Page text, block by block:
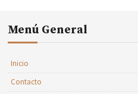
Menú General
Inicio
Contacto